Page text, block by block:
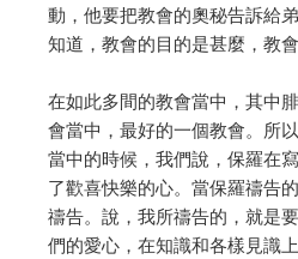
動，他要把教會的奧秘告訴給
知道，教會的目的是甚麼，教
在如此多間的教會當中，其中
會當中，最好的一個教會。所
當中的時候，我們說，保羅在
了歡喜快樂的心。當保羅禱告
禱告。說，我所禱告的，就是
們的愛心，在知識和各樣見識